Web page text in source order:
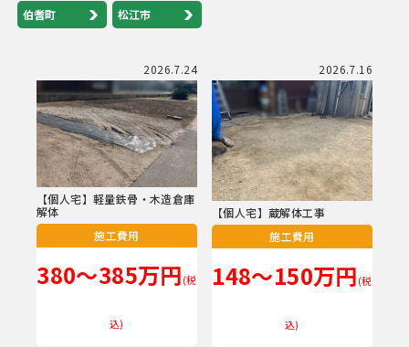
伯耆町 松江市
2026.7.24
【個人宅】軽量鉄骨・木造倉庫
解体
施工費用
380～385万円(税
込)
2026.7.16
【個人宅】蔵解体工事
施工費用
148～150万円(税
込)